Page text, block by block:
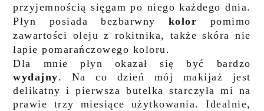
przyjemnością sięgam po niego każdego dnia.
Płyn posiada bezbarwny kolor pomimo
zawartości oleju z rokitnika, także skóra nie
łapie pomarańczowego koloru.
Dla mnie płyn okazał się być bardzo
wydajny. Na co dzień mój makijaż jest
delikatny i pierwsza butelka starczyła mi na
prawie trzy miesiące użytkowania. Idealnie,